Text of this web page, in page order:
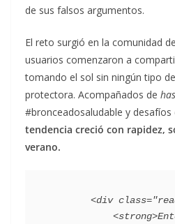
de sus falsos argumentos.
El reto surgió en la comunidad
usuarios comenzaron a
tomando el sol sin ningún tipo
protectora. Acompañados de
#bronceadosaludable y
tendencia creció con rapidez,
verano.